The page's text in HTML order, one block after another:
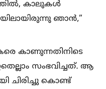
കാലുകള്‍
ഞാൻ,”
കാണുന്നതിനിടെ
സംഭവിച്ചത്. ആ
ചിരിച്ചു കൊണ്ട്